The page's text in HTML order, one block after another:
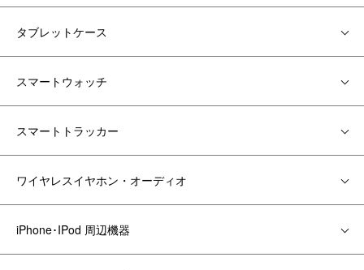
タブレットケース
スマートウォッチ
スマートトラッカー
ワイヤレスイヤホン・オーディオ
iPhone･IPod 周辺機器